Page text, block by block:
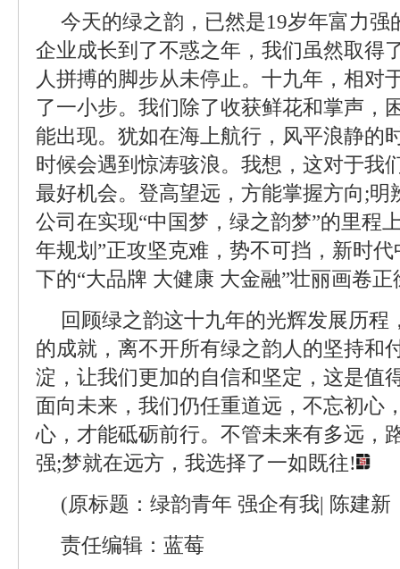
今天的绿之韵，已然是19岁年富力强
企业成长到了不惑之年，我们虽然取得
人拼搏的脚步从未停止。十九年，相对
了一小步。我们除了收获鲜花和掌声，
能出现。犹如在海上航行，风平浪静的
时候会遇到惊涛骇浪。我想，这对于我
最好机会。登高望远，方能掌握方向;明
公司在实现“中国梦，绿之韵梦”的里程
年规划”正攻坚克难，势不可挡，新时
下的“大品牌 大健康 大金融”壮丽画卷
回顾绿之韵这十九年的光辉发展历程
的成就，离不开所有绿之韵人的坚持和
淀，让我们更加的自信和坚定，这是值
面向未来，我们仍任重道远，不忘初心
心，才能砥砺前行。不管未来有多远，
强;梦就在远方，我选择了一如既往!
(原标题：绿韵青年 强企有我| 陈建
责任编辑：蓝莓